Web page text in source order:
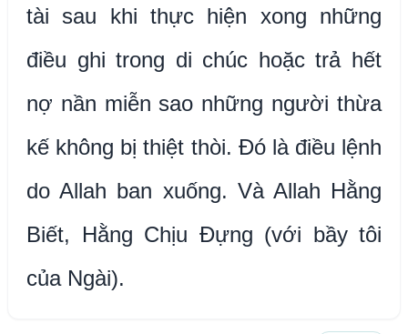
tài sau khi thực hiện xong những
điều ghi trong di chúc hoặc trả hết
nợ nần miễn sao những người thừa
kế không bị thiệt thòi. Đó là điều lệnh
do Allah ban xuống. Và Allah Hằng
Biết, Hằng Chịu Đựng (với bầy tôi
của Ngài).